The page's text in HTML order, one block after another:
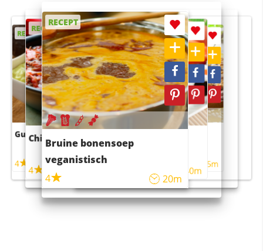
RECEPT
Guacamole
4
RECEPT
Chili con carne
4 45m
RECEPT
Bruine bonensoep
veganistisch
4
20m
RECEPT
Sushi rijstsalade
maaltijdsalade
40m
RECEPT
4 55m